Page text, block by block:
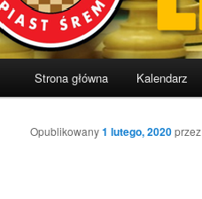
Strona główna Kalendarz
Opublikowany1 lutego, 2020przez